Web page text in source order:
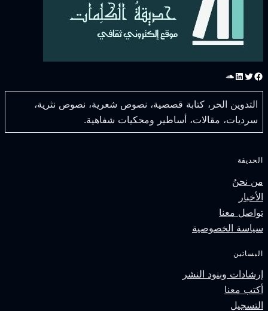
تويتر لينكد إن ساوند كلاود
التدوين الحر، كتابة قصصية، نصوص شعرية، نصوص نثرية،
سرديات، مقالات، أساطير ومحكيات شفاهية.
نحنُ
معنا
الخصوصية
وبنود النشر
معنا